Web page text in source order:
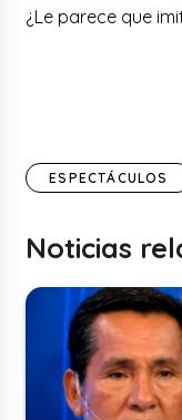
¿Le parece que
ESPECTÁCULOS
Noticias